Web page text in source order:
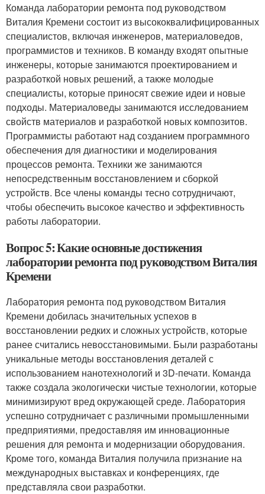
Команда лаборатории ремонта под руководством
Виталия Кремени состоит из высококвалифицированных
специалистов, включая инженеров, материаловедов,
программистов и техников. В команду входят опытные
инженеры, которые занимаются проектированием и
разработкой новых решений, а также молодые
специалисты, которые приносят свежие идеи и новые
подходы. Материаловеды занимаются исследованием
свойств материалов и разработкой новых композитов.
Программисты работают над созданием программного
обеспечения для диагностики и моделирования
процессов ремонта. Техники же занимаются
непосредственным восстановлением и сборкой
устройств. Все члены команды тесно сотрудничают,
чтобы обеспечить высокое качество и эффективность
работы лаборатории.
Вопрос 5: Какие основные достижения
лаборатории ремонта под руководством Виталия
Кремени
Лаборатория ремонта под руководством Виталия
Кремени добилась значительных успехов в
восстановлении редких и сложных устройств, которые
ранее считались невосстановимыми. Были разработаны
уникальные методы восстановления деталей с
использованием нанотехнологий и 3D-печати. Команда
также создала экологически чистые технологии, которые
минимизируют вред окружающей среде. Лаборатория
успешно сотрудничает с различными промышленными
предприятиями, предоставляя им инновационные
решения для ремонта и модернизации оборудования.
Кроме того, команда Виталия получила признание на
международных выставках и конференциях, где
представляла свои разработки.